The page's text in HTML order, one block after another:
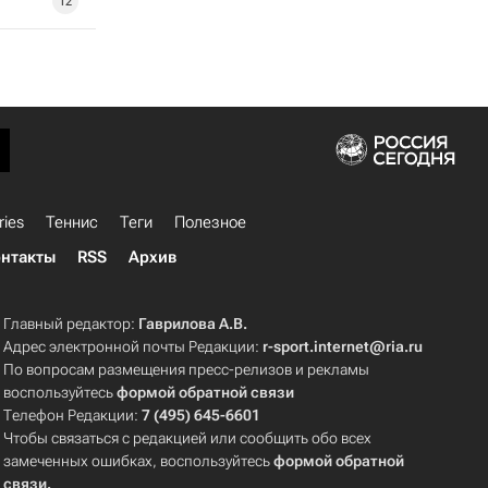
Теннис Теги
Полезное
RSS Архив
Главный редактор: Гаврилова А.В.
Адрес электронной почты Редакции: r-sport.internet@ria.ru
По вопросам размещения пресс-релизов и рекламы
воспользуйтесьформой обратной связи
Телефон Редакции:7 (495) 645-6601
Чтобы связаться с редакцией или сообщить обо всех
замеченных ошибках, воспользуйтесьформой обратной
связи.